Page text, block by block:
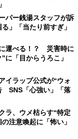
パー銭湯スタッフが訴
」「当たり前すぎ」
運べる！？ 災害時に
に「目からうろこ」
イラップ公式が“ウォ
SNS「心強い」「落
ラ、ウメ枯らす“特定
注意喚起に「怖い」